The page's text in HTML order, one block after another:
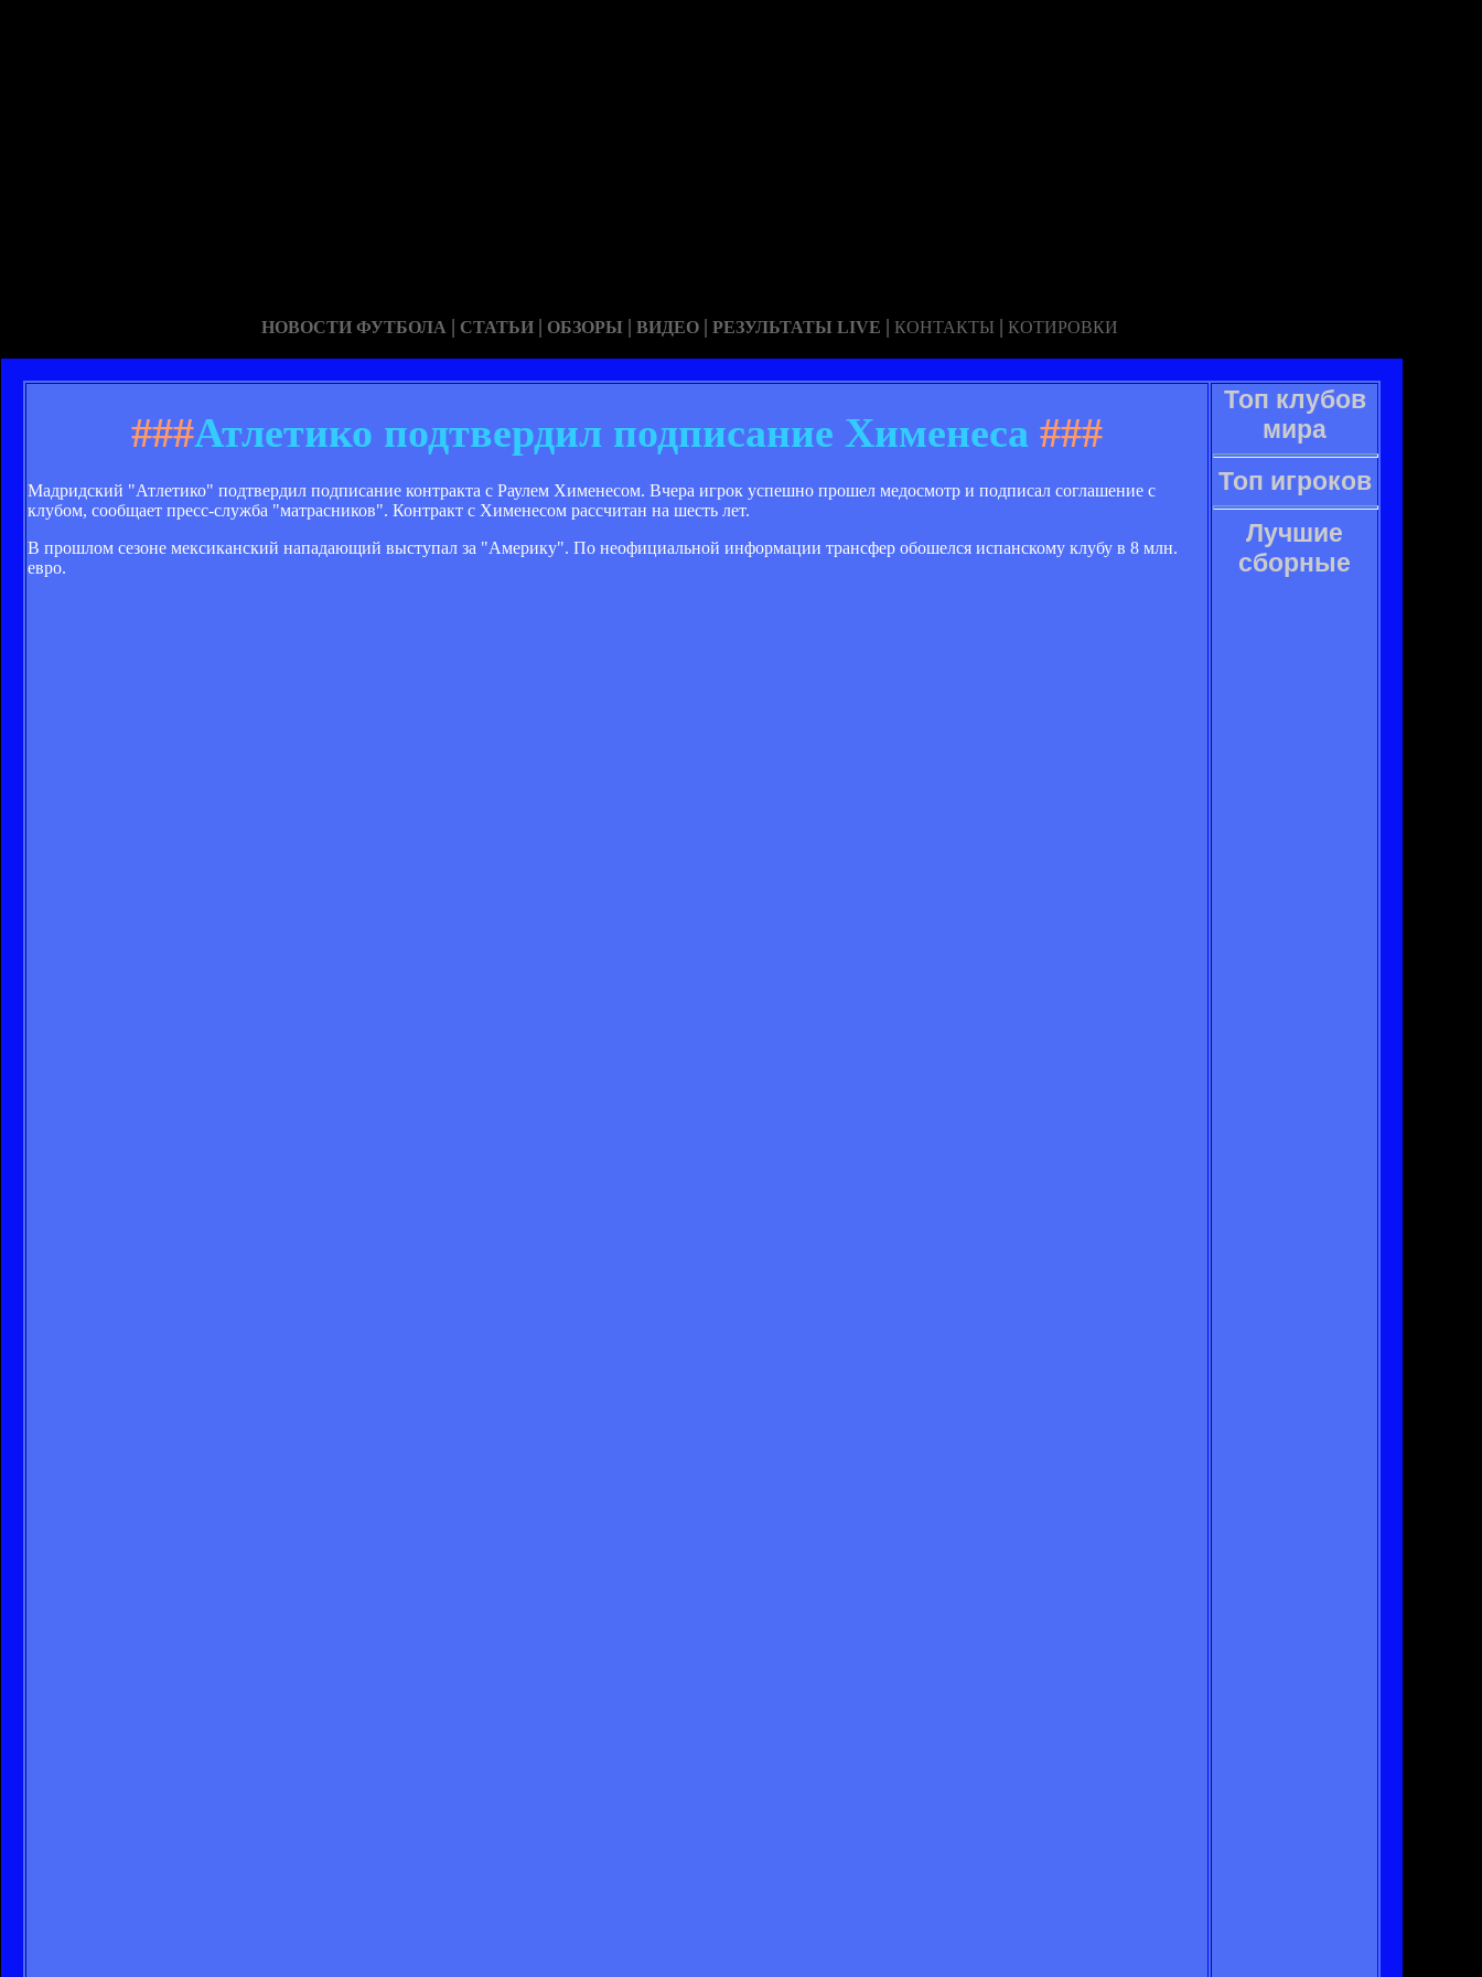
НОВОСТИ ФУТБОЛА | СТАТЬИ | ОБЗОРЫ | ВИДЕО | РЕЗУЛЬТАТЫ LIVE | КОНТАКТЫ | КОТИРОВКИ
###Атлетико подтвердил подписание Хименеса ###
Мадридский "Атлетико" подтвердил подписание контракта с Раулем Хименесом. Вчера игрок успешно прошел медосмотр и подписал соглашение с
клубом, сообщает пресс-служба "матрасников". Контракт с Хименесом рассчитан на шесть лет.
В прошлом сезоне мексиканский нападающий выступал за "Америку". По неофициальной информации трансфер обошелся испанскому клубу в 8 млн.
евро.
Топ клубов
мира
Топ игроков
Лучшие
сборные